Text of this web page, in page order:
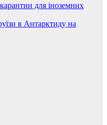
для іноземних
в Антарктиду на